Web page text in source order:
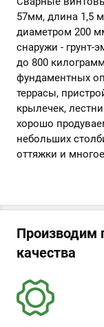
57мм, длина 1,5
диаметром 200
снаружи - грунт-
до 800
фундаментных
террасы,
крылечек,
хорошо
небольших
оттяжки и
Производим
качества